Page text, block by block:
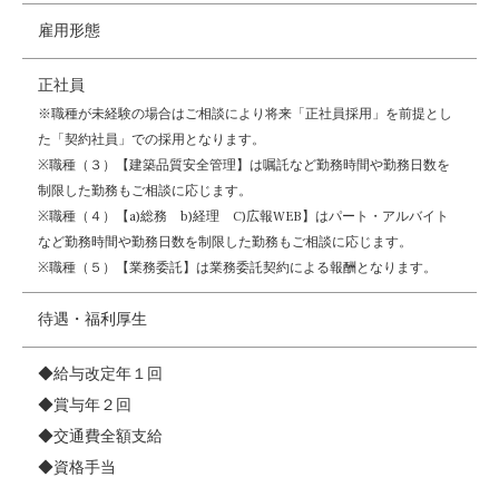
雇用形態
正社員
※職種が未経験の場合はご相談により将来「正社員採用」を前提とし
た「契約社員」での採用となります。
※職種（３）【建築品質安全管理】は嘱託など勤務時間や勤務日数を
制限した勤務もご相談に応じます。
※職種（４）【a)総務 b)経理 C)広報WEB】はパート・アルバイト
など勤務時間や勤務日数を制限した勤務もご相談に応じます。
※職種（５）【業務委託】は業務委託契約による報酬となります。
待遇・福利厚生
◆給与改定年１回
◆賞与年２回
◆交通費全額支給
◆資格手当